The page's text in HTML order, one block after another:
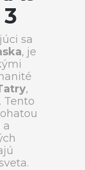
sa
, je
,
Tento